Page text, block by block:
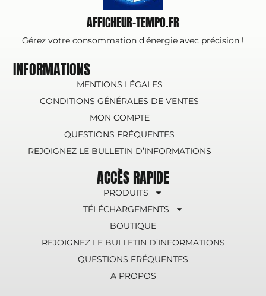
AFFICHEUR-TEMPO.FR
Gérez votre consommation d'énergie avec précision !
INFORMATIONS
MENTIONS LÉGALES
CONDITIONS GÉNÉRALES DE VENTES
MON COMPTE
QUESTIONS FRÉQUENTES
REJOIGNEZ LE BULLETIN D’INFORMATIONS
ACCÈS RAPIDE
PRODUITS
TÉLÉCHARGEMENTS
BOUTIQUE
REJOIGNEZ LE BULLETIN D’INFORMATIONS
QUESTIONS FRÉQUENTES
A PROPOS